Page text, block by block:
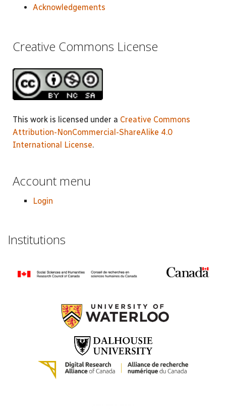
Acknowledgements
Creative Commons License
This work is licensed under a Creative Commons
Attribution-NonCommercial-ShareAlike 4.0
International License.
Account menu
Login
Institutions